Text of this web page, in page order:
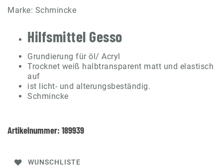
Marke: Schmincke
Hilfsmittel Gesso
Grundierung für öl/ Acryl
Trocknet weiß halbtransparent matt und elastisch
auf
ist licht- und alterungsbeständig.
Schmincke
Artikelnummer: 189939
WUNSCHLISTE